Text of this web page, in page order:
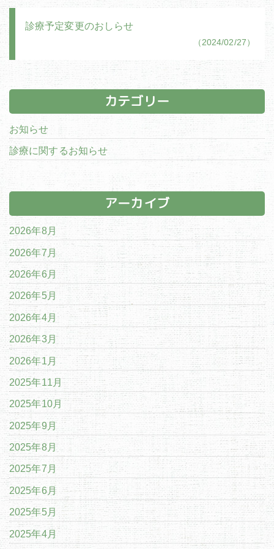
診療予定変更のおしらせ
（2024/02/27）
カテゴリー
お知らせ
診療に関するお知らせ
アーカイブ
2026年8月
2026年7月
2026年6月
2026年5月
2026年4月
2026年3月
2026年1月
2025年11月
2025年10月
2025年9月
2025年8月
2025年7月
2025年6月
2025年5月
2025年4月